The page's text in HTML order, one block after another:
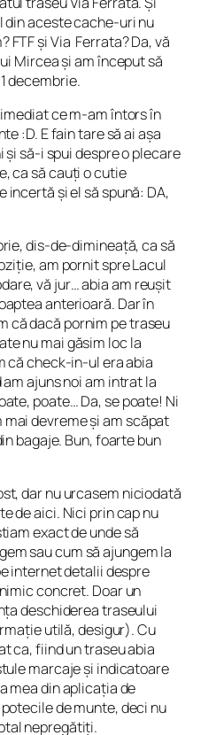
din aceste cache-uri nu
FTF și Via Ferrata? Da, vă
Mircea și am început să
decembrie.
ce m-am întors în
:D. E fain tare să ai așa
să-i spui despre o plecare
ca să cauți o cutie
incertă și el să spună: DA,
dis-de-dimineață, ca să
am pornit spre Lacul
vă jur… abia am reușit
anterioară. Dar în
că dacă pornim pe traseu
nu mai găsim loc la
că check-in-ul era abia
am ajuns noi am intrat la
poate… Da, se poate! Ni
devreme și am scăpat
bagaje. Bun, foarte bun
dar nu urcasem niciodată
de aici. Nici prin cap nu
exact de unde să
sau cum să ajungem la
internet detalii despre
concret. Doar un
deschiderea traseului
utilă, desigur). Cu
ca, fiind un traseu abia
marcaje și indicatoare
mea din aplicația de
de munte, deci nu
nepregătiți.